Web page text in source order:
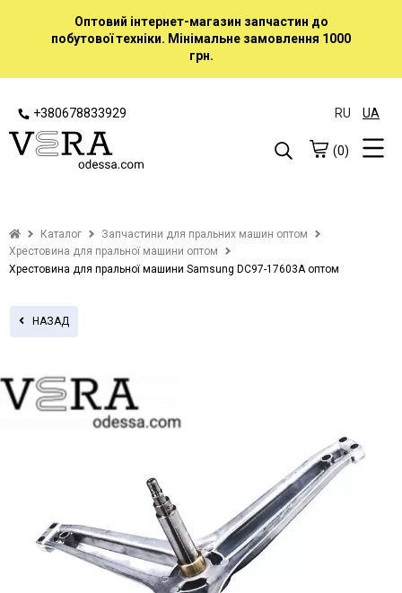
Оптовий інтернет-магазин запчастин до
побутової техніки. Мінімальне замовлення 1000
грн.
+380678833929 RU UA
(0)
Каталог
Запчастини для пральних машин оптом
Хрестовина для пральної машини оптом
Хрестовина для пральної машини Samsung DC97-17603А оптом
НАЗАД